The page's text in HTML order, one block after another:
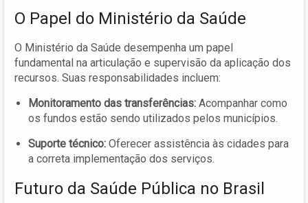
O Papel do Ministério da Saúde
O Ministério da Saúde desempenha um papel
fundamental na articulação e supervisão da aplicação dos
recursos. Suas responsabilidades incluem:
Monitoramento das transferências: Acompanhar como
os fundos estão sendo utilizados pelos municípios.
Suporte técnico: Oferecer assistência às cidades para
a correta implementação dos serviços.
Futuro da Saúde Pública no Brasil